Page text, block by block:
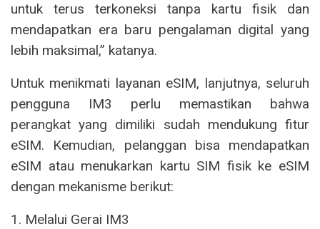
untuk terus terkoneksi tanpa kartu fisik dan
mendapatkan era baru pengalaman digital yang
lebih maksimal,” katanya.
Untuk menikmati layanan eSIM, lanjutnya, seluruh
pengguna IM3 perlu memastikan bahwa
perangkat yang dimiliki sudah mendukung fitur
eSIM. Kemudian, pelanggan bisa mendapatkan
eSIM atau menukarkan kartu SIM fisik ke eSIM
dengan mekanisme berikut:
1. Melalui Gerai IM3